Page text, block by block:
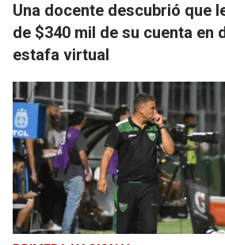
Una docente descubrió que
de $340 mil de su cuenta en
estafa virtual